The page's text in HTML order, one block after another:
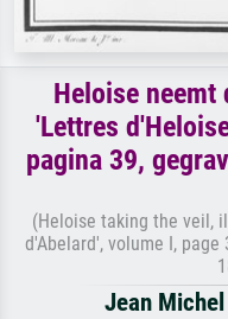
Heloise
'Lettres
pagina 39,
(Heloise taking the veil,
d'Abelard', volume I, page
Jean